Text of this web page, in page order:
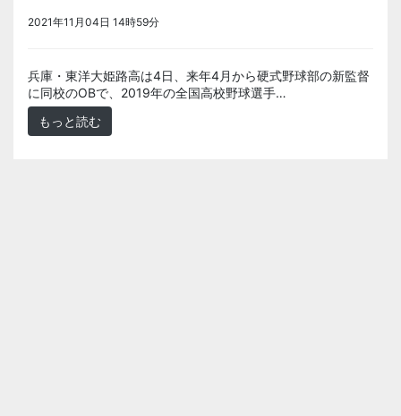
2021年11月04日 14時59分
兵庫・東洋大姫路高は4日、来年4月から硬式野球部の新監督
に同校のOBで、2019年の全国高校野球選手…
もっと読む